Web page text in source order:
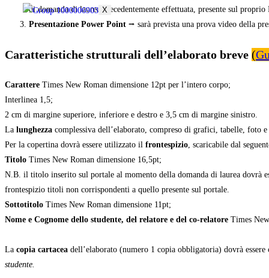
X
di domanda di laurea precedentemente effettuata, presente sul
Presentazione Power Point ⭢ sarà prevista una prova video della
Caratteristiche strutturali dell’elaborato breve (
Carattere Times New Roman dimensione 12pt per l’intero corpo;
Interlinea 1,5;
2 cm di margine superiore, inferiore e destro e 3,5 cm di margine sinistro.
La lunghezza complessiva dell’elaborato, compreso di grafici, tabelle, foto
Per la copertina dovrà essere utilizzato il frontespizio, scaricabile dal
Titolo Times New Roman dimensione 16,5pt;
N.B. il titolo inserito sul portale al momento della domanda di laurea dovrà
frontespizio titoli non corrispondenti a quello presente sul portale.
Sottotitolo Times New Roman dimensione 11pt;
Nome e Cognome dello studente, del relatore e del co-relatore Times
La copia cartacea dell’elaborato (numero 1 copia obbligatoria) dovrà
studente.